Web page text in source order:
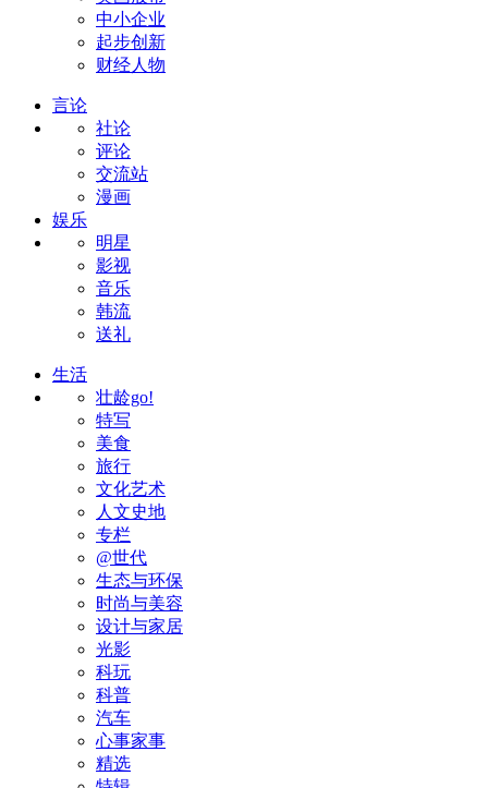
中小企业
起步创新
财经人物
言论
社论
评论
交流站
漫画
娱乐
明星
影视
音乐
韩流
送礼
生活
壮龄go!
特写
美食
旅行
文化艺术
人文史地
专栏
@世代
生态与环保
时尚与美容
设计与家居
光影
科玩
科普
汽车
心事家事
精选